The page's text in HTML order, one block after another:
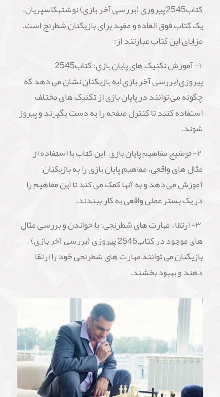
کتاب2545 پیروزی (بررسی آخر بازی) نوشتهکاسپریان،
یک کتاب فوق العاده و مفید برای بازیکنان شطرنج است.
مزایای این کتاب عبارتند از:
۱- آموزش تکنیک های پایان بازی: کتاب2545
پیروزی(بررسی آخر بازی)به بازیکنان نشان می دهد که
چگونه می توانند در پایان بازی از تکنیک های مختلف
استفاده کنند تا کنترل صفحه را به دست بگیرند و پیروز
شوند.
۲- توضیح مفاهیم پایان بازی: این کتاب با استفاده از
مثال های واقعی، مفاهیم پایان بازی را به بازیکنان
آموزش می دهد و به آنها کمک می کند تا این مفاهیم را
در یک بستر عملی واقعی به کار ببندند.
۳- ارتقاء مهارت های شطرنجی: با خواندن و بررسی مثال
های موجود در کتاب2545 پیروزی (بررسی آخر بازی) ،
بازیکنان می توانند مهارت های شطرنجی خود را ارتقا
دهند و بهبود بخشند.